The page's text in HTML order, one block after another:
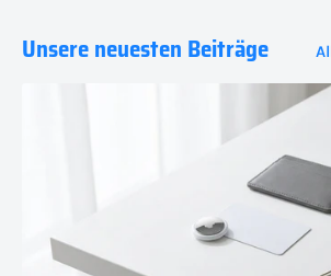
Unsere neuesten Beiträge